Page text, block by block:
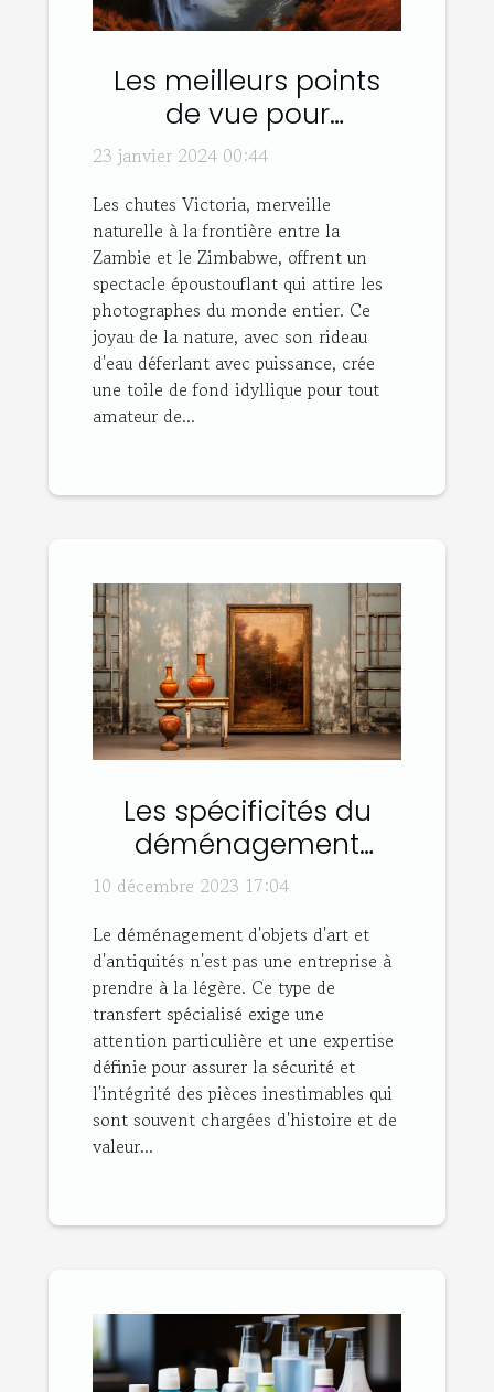
Les meilleurs points
de vue pour
photographier les
23 janvier 2024 00:44
Les chutes Victoria, merveille
naturelle à la frontière entre la
Zambie et le Zimbabwe, offrent un
spectacle époustouflant qui attire les
photographes du monde entier. Ce
joyau de la nature, avec son rideau
d'eau déferlant avec puissance, crée
une toile de fond idyllique pour tout
amateur de...
Les spécificités du
déménagement
d'objets d'art et
10 décembre 2023 17:04
Le déménagement d'objets d'art et
d'antiquités n'est pas une entreprise à
prendre à la légère. Ce type de
transfert spécialisé exige une
attention particulière et une expertise
définie pour assurer la sécurité et
l'intégrité des pièces inestimables qui
sont souvent chargées d'histoire et de
valeur...